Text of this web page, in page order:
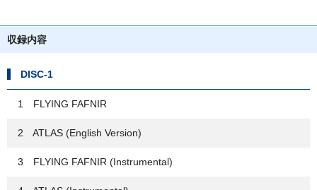
収録内容
DISC-1
1 FLYING FAFNIR
2 ATLAS (English Version)
3 FLYING FAFNIR (Instrumental)